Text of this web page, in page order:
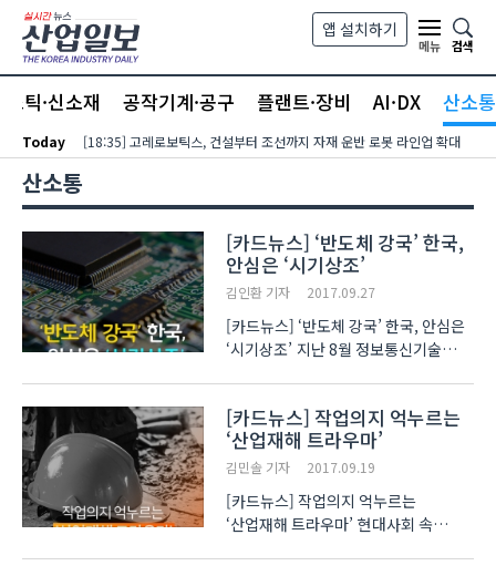
본문 바로가기
앱 설치하기
메뉴
검색
틱·신소재 공작기계·공구 플랜트·장비 AI·DX 산소통
Today [18:35] 고레로보틱스, 건설부터 조선까지 자재 운반 로봇 라인업 확대
산소통
[카드뉴스] ‘반도체 강국’ 한국,
안심은 ‘시기상조’
김인환 기자 2017.09.27
[카드뉴스] ‘반도체 강국’ 한국, 안심은
‘시기상조’ 지난 8월 정보통신기술
역대 최고 수출액으로, 올 2월 이후
7개월 연속 월간 최대 수출 실적을
경신한 수치입니다.. ..
[카드뉴스] 작업의지 억누르는
‘산업재해 트라우마’
김민솔 기자 2017.09.19
[카드뉴스] 작업의지 억누르는
‘산업재해 트라우마’ 현대사회 속